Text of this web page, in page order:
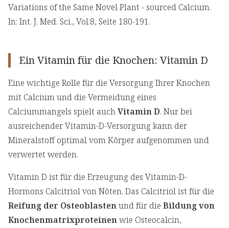
Variations of the Same Novel Plant - sourced Calcium.
In: Int. J. Med. Sci., Vol.8, Seite 180-191.
Ein Vitamin für die Knochen: Vitamin D
Eine wichtige Rolle für die Versorgung Ihrer Knochen
mit Calcium und die Vermeidung eines
Calciummangels spielt auchVitamin D. Nur bei
ausreichender Vitamin-D-Versorgung kann der
Mineralstoff optimal vom Körper aufgenommen und
verwertet werden.
Vitamin D ist für die Erzeugung des Vitamin-D-
Hormons Calcitriol von Nöten. Das Calcitriol ist für die
Reifung der Osteoblastenund für die Bildung von
Knochenmatrixproteinenwie Osteocalcin,